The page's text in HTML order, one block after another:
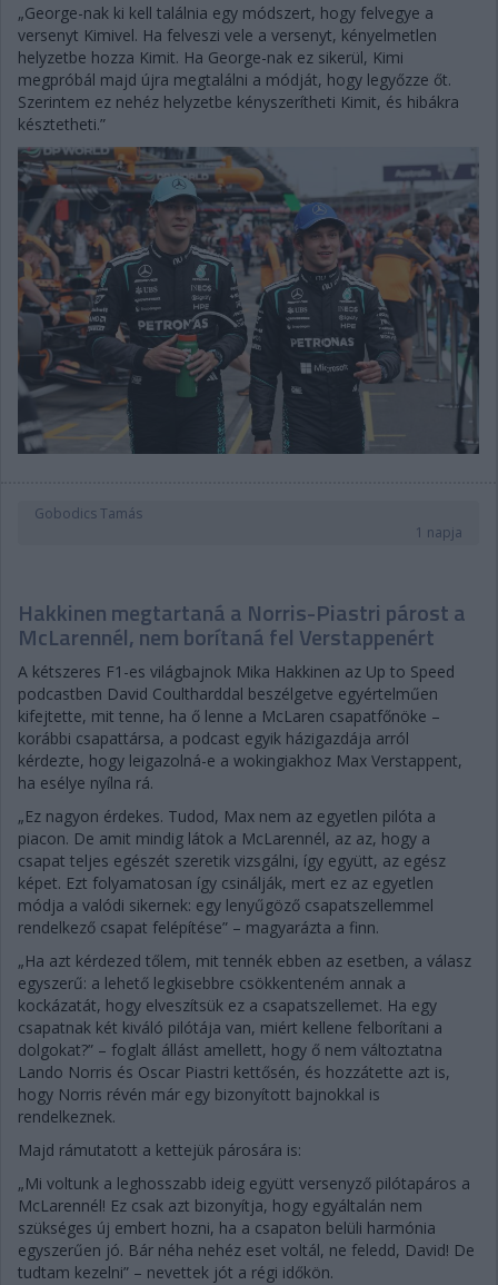
„George-nak ki kell találnia egy módszert, hogy felvegye a
versenyt Kimivel. Ha felveszi vele a versenyt, kényelmetlen
helyzetbe hozza Kimit. Ha George-nak ez sikerül, Kimi
megpróbál majd újra megtalálni a módját, hogy legyőzze őt.
Szerintem ez nehéz helyzetbe kényszerítheti Kimit, és hibákra
késztetheti.”
Gobodics Tamás
1 napja
Hakkinen megtartaná a Norris-Piastri párost a
McLarennél, nem borítaná fel Verstappenért
A kétszeres F1-es világbajnok Mika Hakkinen az Up to Speed
podcastben David Coultharddal beszélgetve egyértelműen
kifejtette, mit tenne, ha ő lenne a McLaren csapatfőnöke –
korábbi csapattársa, a podcast egyik házigazdája arról
kérdezte, hogy leigazolná-e a wokingiakhoz Max Verstappent,
ha esélye nyílna rá.
„Ez nagyon érdekes. Tudod, Max nem az egyetlen pilóta a
piacon. De amit mindig látok a McLarennél, az az, hogy a
csapat teljes egészét szeretik vizsgálni, így együtt, az egész
képet. Ezt folyamatosan így csinálják, mert ez az egyetlen
módja a valódi sikernek: egy lenyűgöző csapatszellemmel
rendelkező csapat felépítése” – magyarázta a finn.
„Ha azt kérdezed tőlem, mit tennék ebben az esetben, a válasz
egyszerű: a lehető legkisebbre csökkenteném annak a
kockázatát, hogy elveszítsük ez a csapatszellemet. Ha egy
csapatnak két kiváló pilótája van, miért kellene felborítani a
dolgokat?” – foglalt állást amellett, hogy ő nem változtatna
Lando Norris és Oscar Piastri kettősén, és hozzátette azt is,
hogy Norris révén már egy bizonyított bajnokkal is
rendelkeznek.
Majd rámutatott a kettejük párosára is:
„Mi voltunk a leghosszabb ideig együtt versenyző pilótapáros a
McLarennél! Ez csak azt bizonyítja, hogy egyáltalán nem
szükséges új embert hozni, ha a csapaton belüli harmónia
egyszerűen jó. Bár néha nehéz eset voltál, ne feledd, David! De
tudtam kezelni” – nevettek jót a régi időkön.